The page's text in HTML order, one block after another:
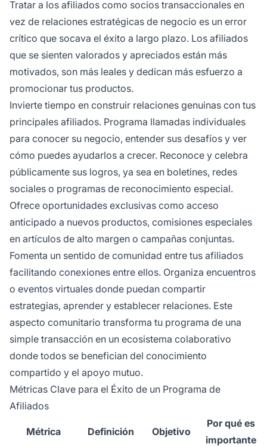
Tratar a los afiliados como socios transaccionales en
vez de relaciones estratégicas de negocio es un error
crítico que socava el éxito a largo plazo. Los afiliados
que se sienten valorados y apreciados están más
motivados, son más leales y dedican más esfuerzo a
promocionar tus productos.
Invierte tiempo en construir relaciones genuinas con tus
principales afiliados. Programa llamadas individuales
para conocer su negocio, entender sus desafíos y ver
cómo puedes ayudarlos a crecer. Reconoce y celebra
públicamente sus logros, ya sea en boletines, redes
sociales o programas de reconocimiento especial.
Ofrece oportunidades exclusivas como acceso
anticipado a nuevos productos, comisiones especiales
en artículos de alto margen o campañas conjuntas.
Fomenta un sentido de comunidad entre tus afiliados
facilitando conexiones entre ellos. Organiza encuentros
o eventos virtuales donde puedan compartir
estrategias, aprender y establecer relaciones. Este
aspecto comunitario transforma tu programa de una
simple transacción en un ecosistema colaborativo
donde todos se benefician del conocimiento
compartido y el apoyo mutuo.
Métricas Clave para el Éxito de un Programa de
Afiliados
Métrica Definición Objetivo
Por qué es
importante